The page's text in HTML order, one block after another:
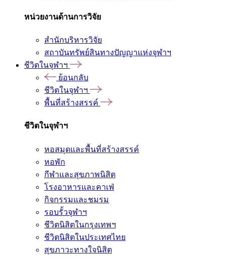
หน่วยงานด้านการวิจัย
สำนักบริหารวิจัย
สถาบันทรัพย์สินทางปัญญาแห่งจุฬาฯ
ชีวิตในจุฬาฯ
ย้อนกลับ
ชีวิตในจุฬาฯ
พื้นที่สร้างสรรค์
ชีวิตในจุฬาฯ
หอสมุดและพื้นที่สร้างสรรค์
หอพัก
กีฬาและสุขภาพนิสิต
โรงอาหารและคาเฟ่
กิจกรรมและชมรม
รอบรั้วจุฬาฯ
ชีวิตนิสิตในกรุงเทพฯ
ชีวิตนิสิตในประเทศไทย
สุขภาวะทางใจนิสิต